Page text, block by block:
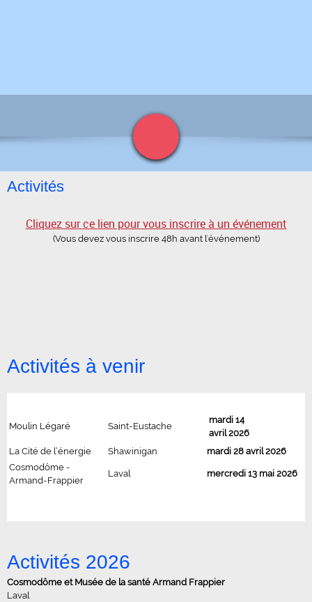
Activités
Cliquez sur ce lien pour vous inscrire à un événement
(Vous devez vous inscrire 48h avant l'événement)
Activités à venir
Moulin Légaré Saint-Eustache
mardi 14
avril 2026
La Cité de l’énergie
Shawinigan
mardi 28 avril 2026
Cosmodôme -
Armand-Frappier
Laval mercredi 13 mai 2026
Activités 2026
Cosmodôme et Musée de la santé Armand Frappier
Laval